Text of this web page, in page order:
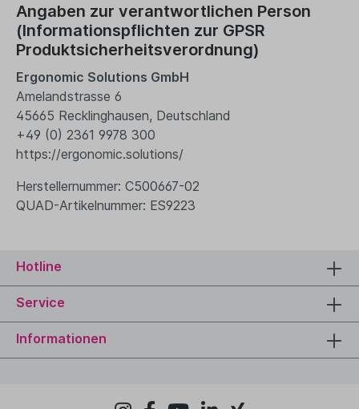
Angaben zur verantwortlichen Person
(Informationspflichten zur GPSR
Produktsicherheitsverordnung)
Ergonomic Solutions GmbH
Amelandstrasse 6
45665 Recklinghausen, Deutschland
+49 (0) 2361 9978 300
https://ergonomic.solutions/
Herstellernummer: C500667-02
QUAD-Artikelnummer: ES9223
Hotline
Service
Informationen